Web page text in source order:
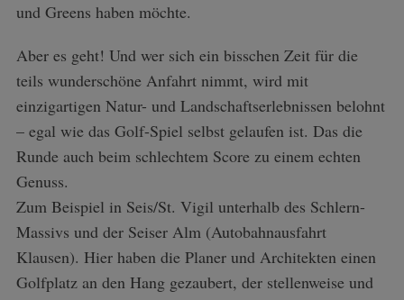
und Greens haben möchte.
Aber es geht! Und wer sich ein bisschen Zeit für die
teils wunderschöne Anfahrt nimmt, wird mit
einzigartigen Natur- und Landschaftserlebnissen belohnt
– egal wie das Golf-Spiel selbst gelaufen ist. Das die
Runde auch beim schlechtem Score zu einem echten
Genuss.
Zum Beispiel in Seis/St. Vigil unterhalb des Schlern-
Massivs und der Seiser Alm (Autobahnausfahrt
Klausen). Hier haben die Planer und Architekten einen
Golfplatz an den Hang gezaubert, der stellenweise und